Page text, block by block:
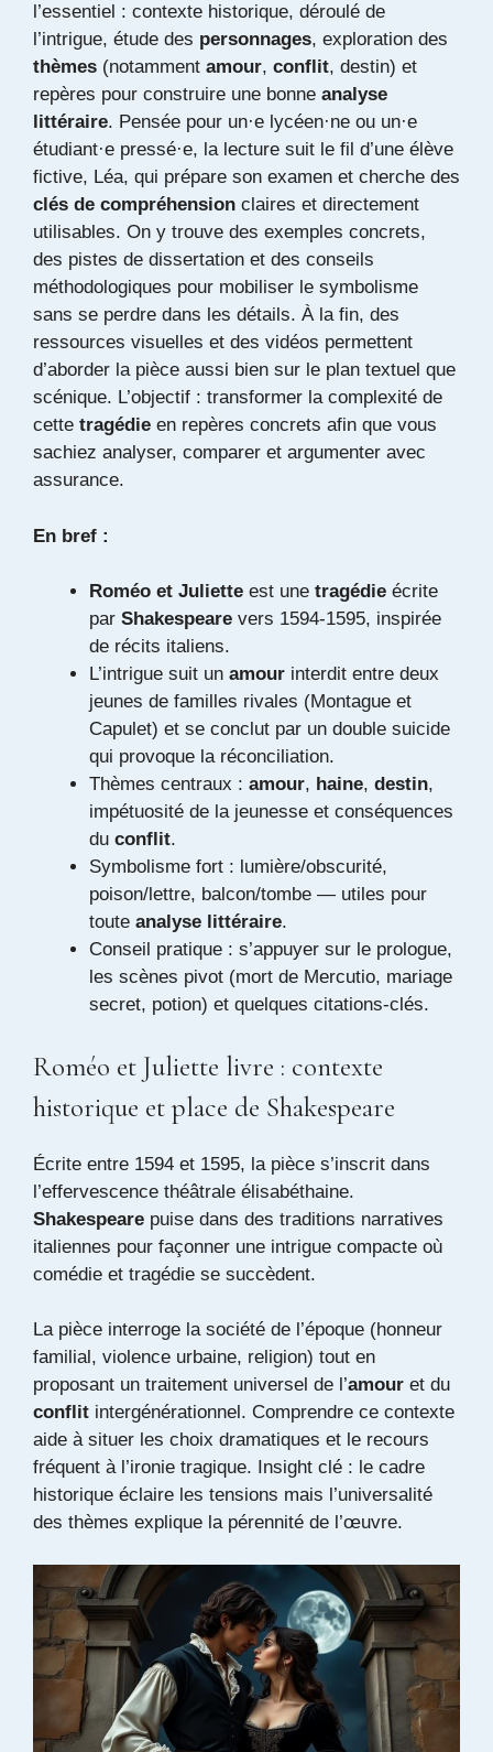
l’essentiel : contexte historique, déroulé de
l’intrigue, étude des personnages, exploration des
thèmes (notamment amour, conflit, destin) et
repères pour construire une bonne analyse
littéraire. Pensée pour un·e lycéen·ne ou un·e
étudiant·e pressé·e, la lecture suit le fil d’une élève
fictive, Léa, qui prépare son examen et cherche des
clés de compréhension claires et directement
utilisables. On y trouve des exemples concrets,
des pistes de dissertation et des conseils
méthodologiques pour mobiliser le symbolisme
sans se perdre dans les détails. À la fin, des
ressources visuelles et des vidéos permettent
d’aborder la pièce aussi bien sur le plan textuel que
scénique. L’objectif : transformer la complexité de
cette tragédie en repères concrets afin que vous
sachiez analyser, comparer et argumenter avec
assurance.
En bref :
Roméo et Juliette est une tragédie écrite
par Shakespeare vers 1594-1595, inspirée
de récits italiens.
L’intrigue suit un amour interdit entre deux
jeunes de familles rivales (Montague et
Capulet) et se conclut par un double suicide
qui provoque la réconciliation.
Thèmes centraux : amour, haine, destin,
impétuosité de la jeunesse et conséquences
du conflit.
Symbolisme fort : lumière/obscurité,
poison/lettre, balcon/tombe — utiles pour
toute analyse littéraire.
Conseil pratique : s’appuyer sur le prologue,
les scènes pivot (mort de Mercutio, mariage
secret, potion) et quelques citations-clés.
Roméo et Juliette livre : contexte
historique et place de Shakespeare
Écrite entre 1594 et 1595, la pièce s’inscrit dans
l’effervescence théâtrale élisabéthaine.
Shakespeare puise dans des traditions narratives
italiennes pour façonner une intrigue compacte où
comédie et tragédie se succèdent.
La pièce interroge la société de l’époque (honneur
familial, violence urbaine, religion) tout en
proposant un traitement universel de l’amour et du
conflit intergénérationnel. Comprendre ce contexte
aide à situer les choix dramatiques et le recours
fréquent à l’ironie tragique. Insight clé : le cadre
historique éclaire les tensions mais l’universalité
des thèmes explique la pérennité de l’œuvre.